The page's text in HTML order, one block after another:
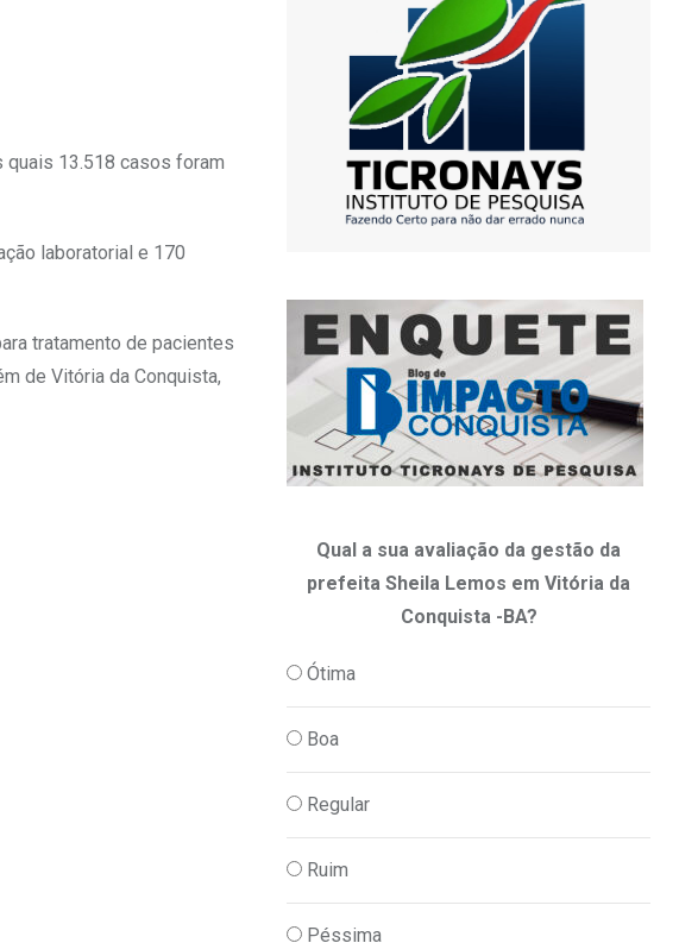
quais 13.518 casos foram
laboratorial e 170
tratamento de pacientes
de Vitória da Conquista,
Qual a sua avaliação da gestão da
prefeita Sheila Lemos em Vitória da
Conquista -BA?
Ótima
Boa
Regular
Ruim
Péssima